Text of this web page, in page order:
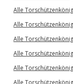
Alle
Alle
Alle
Alle
Alle
Alle